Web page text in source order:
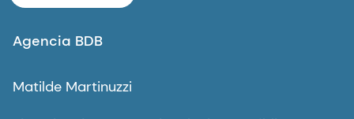
Agencia BDB
Matilde Martinuzzi